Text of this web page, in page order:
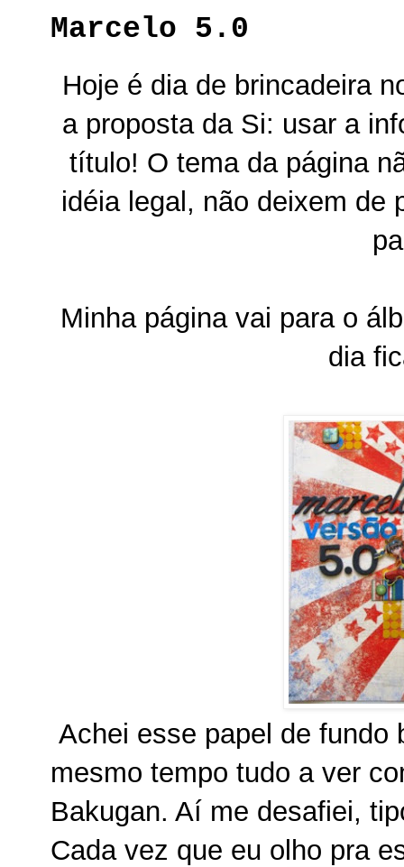
Marcelo 5.0
Hoje é dia de brincadeira
a proposta da Si: usar a
título! O tema da página
idéia legal, não deixem de
Minha página vai para o
dia
Achei esse papel de fundo
mesmo tempo tudo a ver
Bakugan. Aí me desafiei,
Cada vez que eu olho pra